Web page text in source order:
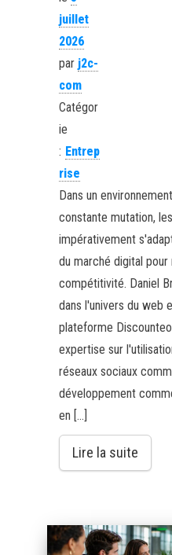
juillet
2026
par j2c-
com
Catégor
ie
: Entrep
rise
Dans un
constante mutation,
impérativement
du marché digital pour
compétitivité. Daniel
dans l'univers du web
plateforme
expertise sur
réseaux sociaux
développement
en […]
Lire la suite